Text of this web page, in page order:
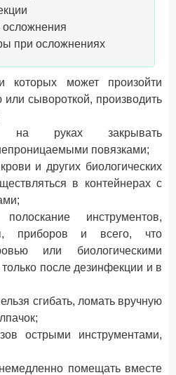
при осложнениях
которых может произойти
или сывороткой, производить
на руках закрывать
повязками;
и других биологических
в контейнерах с
инструментов,
приборов и всего, что
или биологическими
после дезинфекции и в
сгибать, ломать вручную
острыми инструментами,
помещать вместе